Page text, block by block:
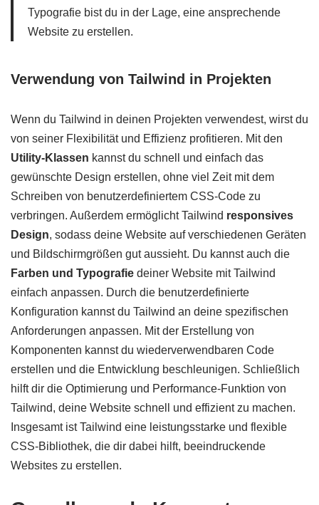
Typografie bist du in der Lage, eine ansprechende
Website zu erstellen.
Verwendung von Tailwind in Projekten
Wenn du Tailwind in deinen Projekten verwendest, wirst du
von seiner Flexibilität und Effizienz profitieren. Mit den
Utility-Klassen kannst du schnell und einfach das
gewünschte Design erstellen, ohne viel Zeit mit dem
Schreiben von benutzerdefiniertem CSS-Code zu
verbringen. Außerdem ermöglicht Tailwind responsives
Design, sodass deine Website auf verschiedenen Geräten
und Bildschirmgrößen gut aussieht. Du kannst auch die
Farben und Typografie deiner Website mit Tailwind
einfach anpassen. Durch die benutzerdefinierte
Konfiguration kannst du Tailwind an deine spezifischen
Anforderungen anpassen. Mit der Erstellung von
Komponenten kannst du wiederverwendbaren Code
erstellen und die Entwicklung beschleunigen. Schließlich
hilft dir die Optimierung und Performance-Funktion von
Tailwind, deine Website schnell und effizient zu machen.
Insgesamt ist Tailwind eine leistungsstarke und flexible
CSS-Bibliothek, die dir dabei hilft, beeindruckende
Websites zu erstellen.